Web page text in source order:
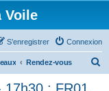
Voile
Connexion
S’enregistrer
Rendez-vous